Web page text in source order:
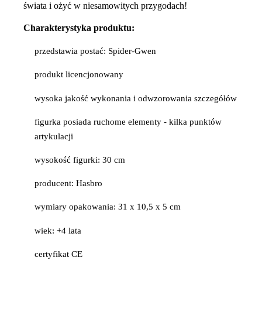
świata i ożyć w niesamowitych przygodach!
Charakterystyka produktu:
przedstawia postać: Spider-Gwen
produkt licencjonowany
wysoka jakość wykonania i odwzorowania szczegółów
figurka posiada ruchome elementy - kilka punktów
artykulacji
wysokość figurki: 30 cm
producent: Hasbro
wymiary opakowania: 31 x 10,5 x 5 cm
wiek: +4 lata
certyfikat CE